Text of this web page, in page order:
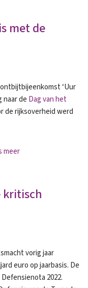
met de
‘Uur
naar de Dag van het
de rijksoverheid werd
meer
kritisch
vorig jaar
euro op jaarbasis. De
2022.